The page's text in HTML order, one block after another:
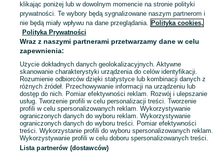
Mapa kategorii
Mapa miejscowości
Mapa ministron
klikając poniżej lub w dowolnym momencie na stronie polityki
prywatności. Te wybory będą sygnalizowane naszym partnerom i
nie będą miały wpływu na dane przeglądania. Polityka cookies,
Polityka Prywatności
Wraz z naszymi partnerami przetwarzamy dane w celu
zapewnienia:
Użycie dokładnych danych geolokalizacyjnych. Aktywne
skanowanie charakterystyki urządzenia do celów identyfikacji.
Rozumienie odbiorców dzięki statystyce lub kombinacji danych z
różnych źródeł. Przechowywanie informacji na urządzeniu lub
dostęp do nich. Pomiar efektywności reklam. Rozwój i ulepszanie
usług. Tworzenie profili w celu personalizacji treści. Tworzenie
profili w celu spersonalizowanych reklam. Wykorzystywanie
ograniczonych danych do wyboru reklam. Wykorzystywanie
ograniczonych danych do wyboru treści. Pomiar efektywności
treści. Wykorzystanie profili do wyboru spersonalizowanych reklam.
Wykorzystywanie profili w celu doboru spersonalizowanych treści.
Lista partnerów (dostawców)